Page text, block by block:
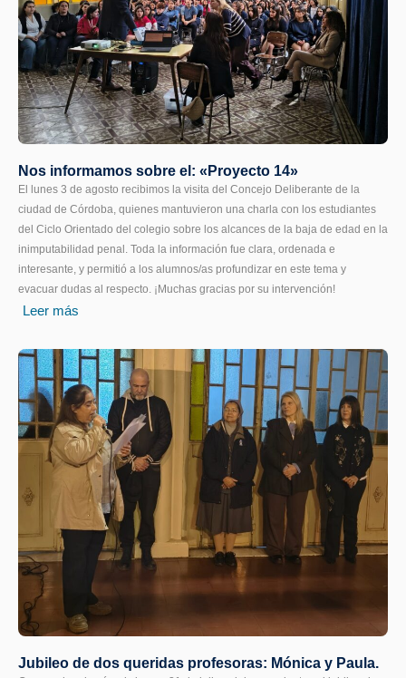
Nos informamos sobre el: «Proyecto 14»
El lunes 3 de agosto recibimos la visita del Concejo Deliberante de la
ciudad de Córdoba, quienes mantuvieron una charla con los estudiantes
del Ciclo Orientado del colegio sobre los alcances de la baja de edad en la
inimputabilidad penal. Toda la información fue clara, ordenada e
interesante, y permitió a los alumnos/as profundizar en este tema y
evacuar dudas al respecto. ¡Muchas gracias por su intervención!
Leer más
Jubileo de dos queridas profesoras: Mónica y Paula.